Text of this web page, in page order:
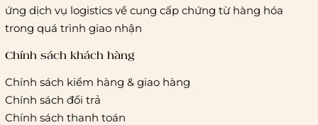
Hà Nội và các tỉnh thành khác:
Áp dụng theo bảng giá
cước của ĐVVC Vietelpost/ Giaohangtietkiem... và 1 số đối
tác vận chuyển khác
Thời gian giao hàng
Hồ Chí Minh:
ứng dịch vụ logistics về cung cấp chứng từ hàng hóa
trong quá trình giao nhận
Chính sách khách hàng
Chính sách kiểm hàng & giao hàng
Chính sách đổi trả
Chính sách thanh toán